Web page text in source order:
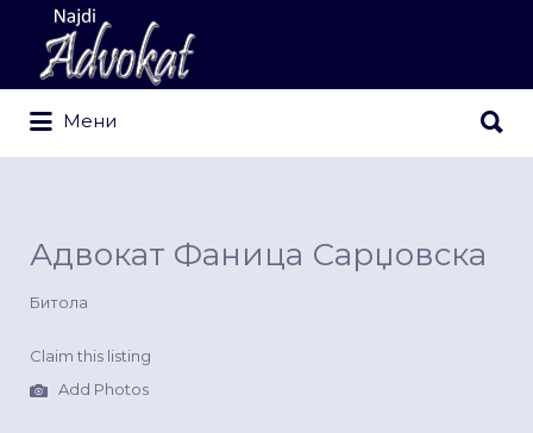
Search
for:
Мени
for:
Адвокат Фаница Сарџовска
Битола
Claim this listing
Add Photos